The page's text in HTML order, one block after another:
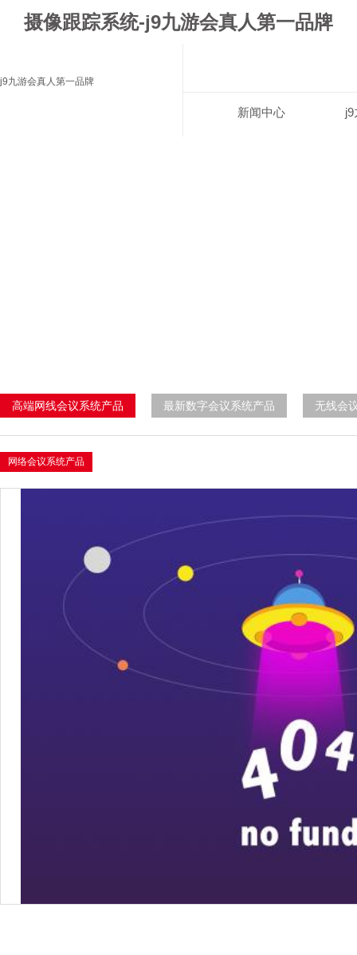
摄像跟踪系统-j9九游会真人第一品牌
j9九游会真人第一品牌
新闻中心
高端网线会议系统产品 最新数字会议系统产品 无线会
网络会议系统产品